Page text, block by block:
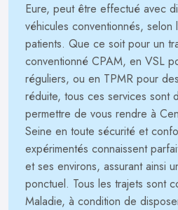
Eure, peut être effectué avec
véhicules conventionnés, selon
patients. Que ce soit pour un
conventionné CPAM, en VSL
réguliers, ou en TPMR pour
réduite, tous ces services sont
permettre de vous rendre à
Seine en toute sécurité et
expérimentés connaissent
et ses environs, assurant ainsi
ponctuel. Tous les trajets sont
Maladie, à condition de